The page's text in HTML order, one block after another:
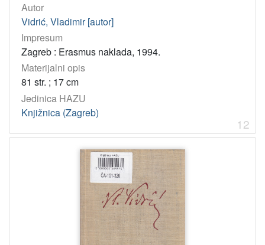
Autor
Vidrić, Vladimir [autor]
Impresum
Zagreb : Erasmus naklada, 1994.
Materijalni opis
81 str. ; 17 cm
Jedinica HAZU
Knjižnica (Zagreb)
12